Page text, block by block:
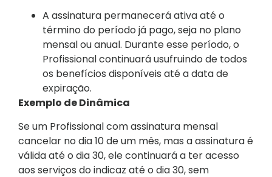
A assinatura permanecerá ativa até o
término do período já pago, seja no plano
mensal ou anual. Durante esse período, o
Profissional continuará usufruindo de todos
os benefícios disponíveis até a data de
expiração.
Exemplo de Dinâmica
Se um Profissional com assinatura mensal
cancelar no dia 10 de um mês, mas a assinatura é
válida até o dia 30, ele continuará a ter acesso
aos serviços do indicaz até o dia 30, sem